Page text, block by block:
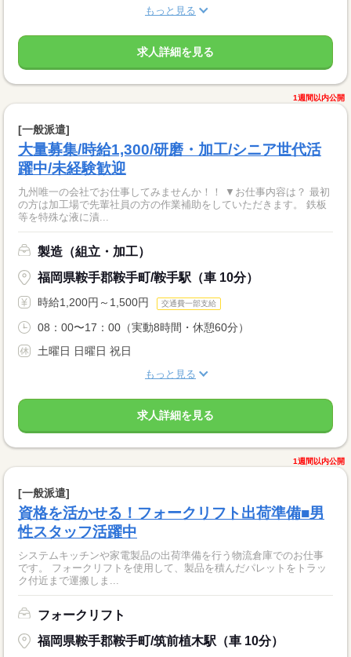
もっと見る
求人詳細を見る
1週間以内公開
[一般派遣]
大量募集/時給1,300/研磨・加工/シニア世代活
躍中/未経験歓迎
九州唯一の会社でお仕事してみませんか！！ ▼お仕事内容は？ 最初
の方は加工場で先輩社員の方の作業補助をしていただきます。 鉄板
等を特殊な液に漬...
製造（組立・加工）
福岡県鞍手郡鞍手町/鞍手駅（車 10分）
時給1,200円～1,500円 交通費一部支給
08：00〜17：00（実動8時間・休憩60分）
土曜日 日曜日 祝日
もっと見る
求人詳細を見る
1週間以内公開
[一般派遣]
資格を活かせる！フォークリフト出荷準備■男
性スタッフ活躍中
システムキッチンや家電製品の出荷準備を行う物流倉庫でのお仕事
です。 フォークリフトを使用して、製品を積んだパレットをトラッ
ク付近まで運搬しま...
フォークリフト
福岡県鞍手郡鞍手町/筑前植木駅（車 10分）